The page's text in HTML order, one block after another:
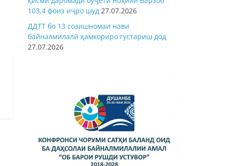
103,4 фоиз иҷро шуд 27.07.2026
ДДТТ бо 13 созишномаи нави
байналмилалӣ ҳамкориро густариш дод
27.07.2026